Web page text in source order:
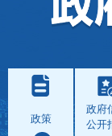
政策
政府
公开